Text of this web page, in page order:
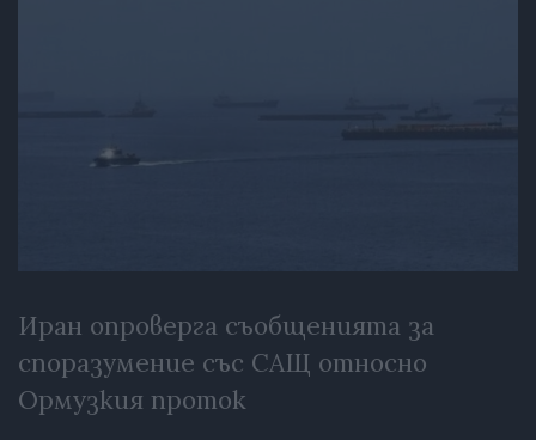
Иран опроверга съобщенията за
споразумение със САЩ относно
Ормузкия проток